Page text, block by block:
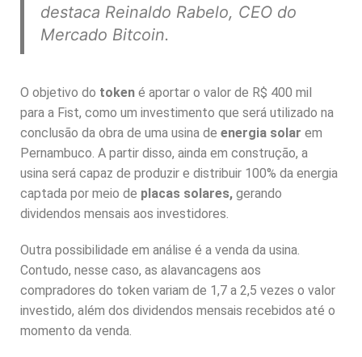
destaca Reinaldo Rabelo, CEO do
Mercado Bitcoin.
O objetivo do token é aportar o valor de R$ 400 mil
para a Fist, como um investimento que será utilizado na
conclusão da obra de uma usina de energia solar em
Pernambuco. A partir disso, ainda em construção, a
usina será capaz de produzir e distribuir 100% da energia
captada por meio de placas solares, gerando
dividendos mensais aos investidores.
Outra possibilidade em análise é a venda da usina.
Contudo, nesse caso, as alavancagens aos
compradores do token variam de 1,7 a 2,5 vezes o valor
investido, além dos dividendos mensais recebidos até o
momento da venda.